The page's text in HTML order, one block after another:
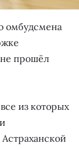
омбудсмена
прошёл
из которых